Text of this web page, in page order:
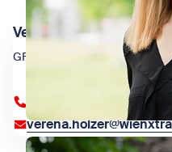
Verena Holzer
GF Stv Organisation
+43 1 909 4000 84350